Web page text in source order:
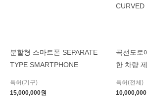
분할형 스마트폰 SEPARATE
TYPE SMARTPHONE
특허(기구)
15,000,000원
곡선도로
한 차량
특허(전체)
10,000,000